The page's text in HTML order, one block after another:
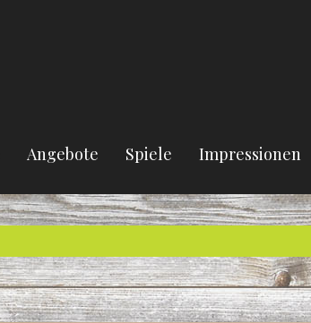
Angebote Spiele Impressionen